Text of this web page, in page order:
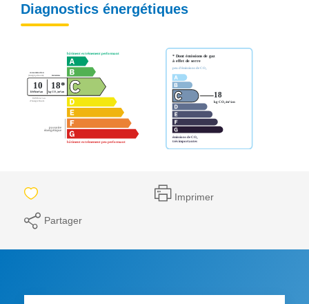
Diagnostics énergétiques
Imprimer
Partager